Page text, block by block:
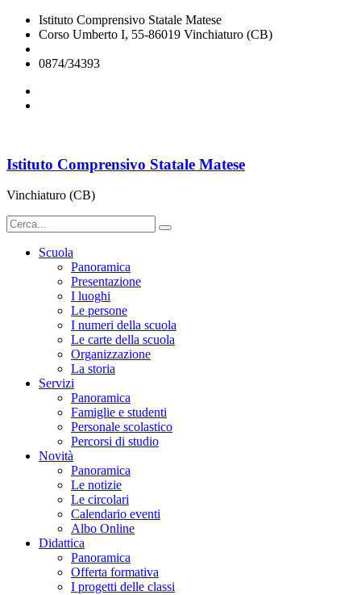
Istituto Comprensivo Statale Matese
Corso Umberto I, 55-86019 Vinchiaturo (CB)
0874/34393
Istituto Comprensivo Statale Matese
Vinchiaturo (CB)
Scuola
Panoramica
Presentazione
I luoghi
Le persone
I numeri della scuola
Le carte della scuola
Organizzazione
La storia
Servizi
Panoramica
Famiglie e studenti
Personale scolastico
Percorsi di studio
Novità
Panoramica
Le notizie
Le circolari
Calendario eventi
Albo Online
Didattica
Panoramica
Offerta formativa
I progetti delle classi